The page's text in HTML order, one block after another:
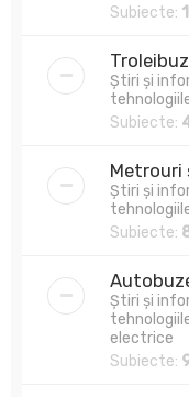
Subiecte:
Știri și
Subiecte:
Metrouri
Știri și
Subiecte:
Știri și
electrice
Subiecte: